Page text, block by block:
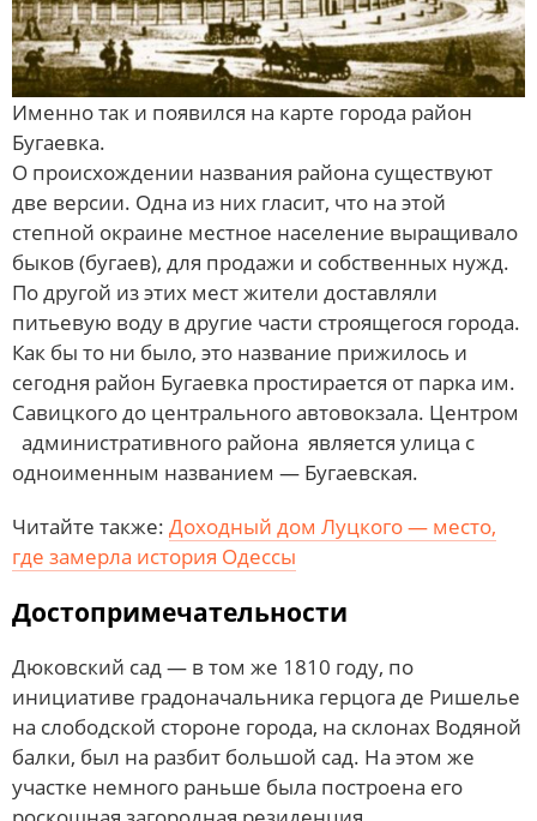
Именно так и появился на карте города район
Бугаевка.
О происхождении названия района существуют
две версии. Одна из них гласит, что на этой
степной окраине местное население выращивало
быков (бугаев), для продажи и собственных нужд.
По другой из этих мест жители доставляли
питьевую воду в другие части строящегося города.
Как бы то ни было, это название прижилось и
сегодня район Бугаевка простирается от парка им.
Савицкого до центрального автовокзала. Центром
административного района является улица с
одноименным названием — Бугаевская.
Читайте также: Доходный дом Луцкого — место,
где замерла история Одессы
Достопримечательности
Дюковский сад — в том же 1810 году, по
инициативе градоначальника герцога де Ришелье
на слободской стороне города, на склонах Водяной
балки, был на разбит большой сад. На этом же
участке немного раньше была построена его